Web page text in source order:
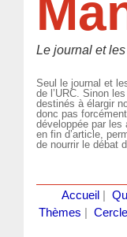
Le journal et
Seul le journal et
de l’URC. Sinon
destinés à élargir
donc pas
développée par les
en fin d’article,
de nourrir le débat
Accueil
Thèmes